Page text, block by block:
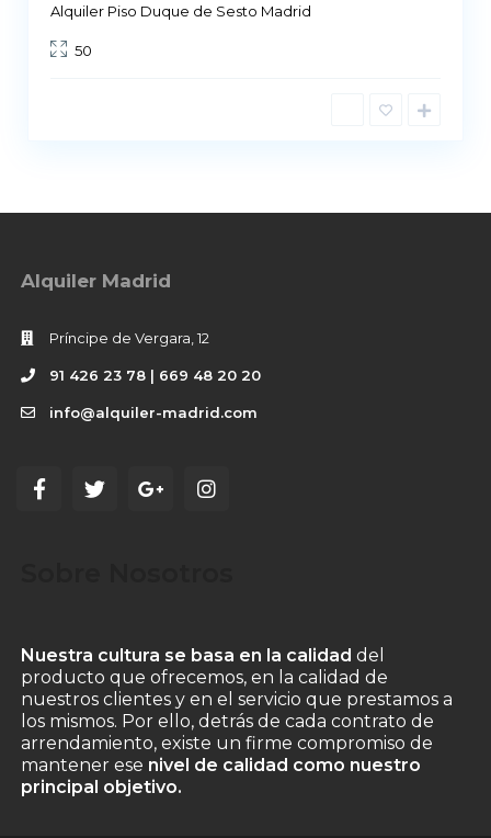
Alquiler Piso Duque de Sesto Madrid
50
Alquiler Madrid
Príncipe de Vergara, 12
91 426 23 78 | 669 48 20 20
info@alquiler-madrid.com
Nuestra cultura se basa en la calidad del
producto que ofrecemos, en la calidad de
nuestros clientes y en el servicio que prestamos a
los mismos. Por ello, detrás de cada contrato de
arrendamiento, existe un firme compromiso de
mantener ese nivel de calidad como nuestro
principal objetivo.